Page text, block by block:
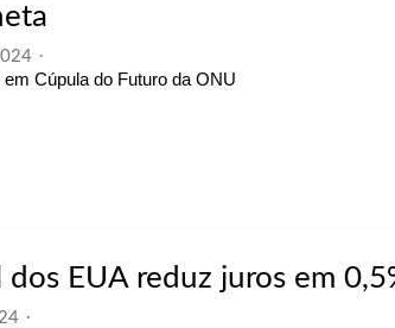
Cúpula do Futuro da ONU
dos EUA reduz juros em